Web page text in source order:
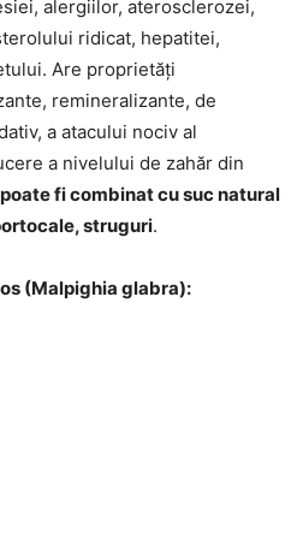
alergiilor, aterosclerozei,
ridicat, hepatitei,
Are proprietăți
remineralizante, de
a atacului nociv al
a nivelului de zahăr din
fi combinat cu suc natural
struguri.
(Malpighia glabra):